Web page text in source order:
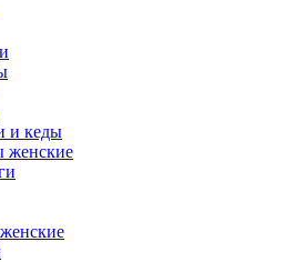
и кеды
женские